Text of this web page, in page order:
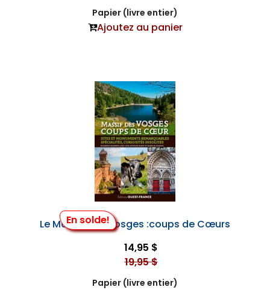
Papier (livre entier)
Ajoutez au panier
En solde!
Le Massif des Vosges :coups de Cœurs
14,95 $
19,95 $
Papier (livre entier)